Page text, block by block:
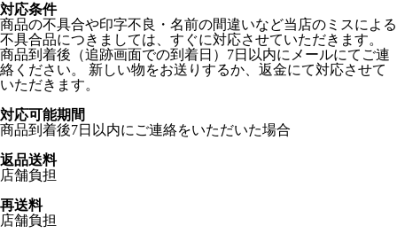
対応条件
商品の不具合や印字不良・名前の間違いなど当店のミスによる
不具合品につきましては、すぐに対応させていただきます。
商品到着後（追跡画面での到着日）7日以内にメールにてご連
絡ください。 新しい物をお送りするか、返金にて対応させて
いただきます。
対応可能期間
商品到着後7日以内にご連絡をいただいた場合
返品送料
店舗負担
再送料
店舗負担